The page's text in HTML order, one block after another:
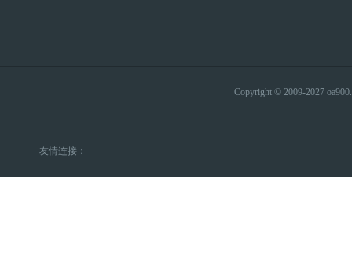
Copyright © 2009-2027
友情连接：